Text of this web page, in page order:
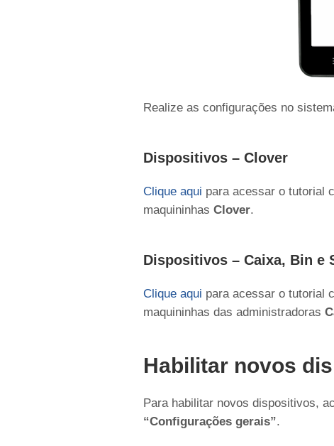
Realize as configurações no
Dispositivos – Clover
Clique aqui para acessar o tutorial
maquininhas Clover.
Dispositivos – Caixa, Bin e
Clique aqui para acessar o tutorial
maquininhas das administradoras
Habilitar novos
Para habilitar novos dispositivos,
“Configurações gerais”.